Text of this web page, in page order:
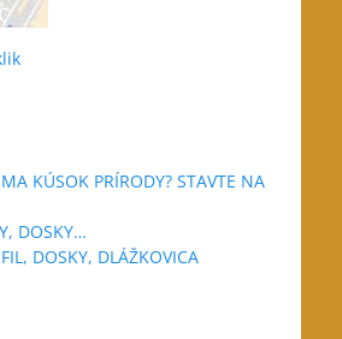
KÚSOK PRÍRODY? STAVTE NA
DOSKY…
DOSKY, DLÁŽKOVICA